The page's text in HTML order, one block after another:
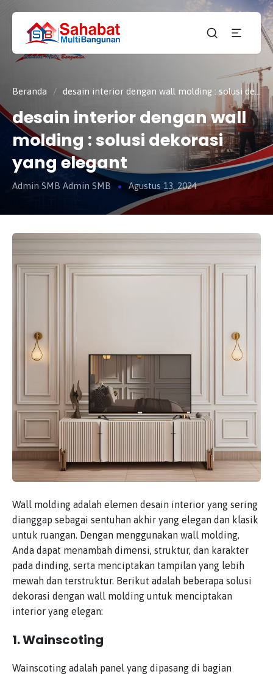
CV.
SAHABAT
MULTI
BANGUNAN
Sahabat
Pembangunan Anda
Beranda / desain interior dengan wall molding : solusi dekorasi yang elegant
desain interior dengan wall
molding : solusi dekorasi
yang elegant
Admin SMB Admin SMB Agustus 13, 2024
Wall molding adalah elemen desain interior yang sering
dianggap sebagai sentuhan akhir yang elegan dan klasik
untuk ruangan. Dengan menggunakan wall molding,
Anda dapat menambah dimensi, struktur, dan karakter
pada dinding, serta menciptakan tampilan yang lebih
mewah dan terstruktur. Berikut adalah beberapa solusi
dekorasi dengan wall molding untuk menciptakan
interior yang elegan:
1.Wainscoting
Wainscoting adalah panel yang dipasang di bagian